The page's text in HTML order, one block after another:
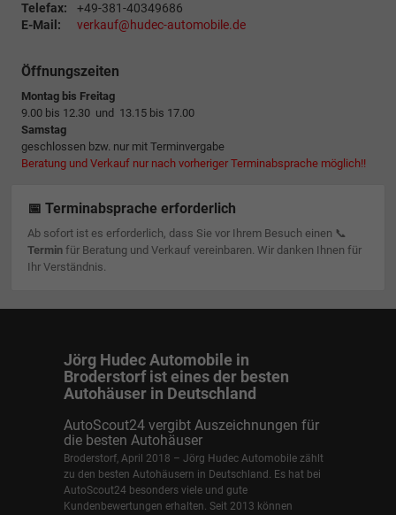
Telefax:
+49-381-40349686
E-Mail:
verkauf@hudec-automobile.de
Öffnungszeiten
Montag bis Freitag
9.00 bis 12.30 und 13.15 bis 17.00
Samstag
geschlossen bzw. nur mit Terminvergabe
Beratung und Verkauf nur nach vorheriger Terminabsprache möglich!!
📅 Terminabsprache erforderlich
Ab sofort ist es erforderlich, dass Sie vor Ihrem Besuch einen 📞
Terminfür Beratung und Verkauf vereinbaren. Wir danken Ihnen für
Ihr Verständnis.
Jörg Hudec Automobile in
Broderstorf ist eines der besten
Autohäuser in Deutschland
AutoScout24 vergibt Auszeichnungen für
die besten Autohäuser
Broderstorf, April 2018 – Jörg Hudec Automobile zählt
zu den besten Autohäusern in Deutschland. Es hat bei
AutoScout24 besonders viele und gute
Kundenbewertungen erhalten. Seit 2013 können